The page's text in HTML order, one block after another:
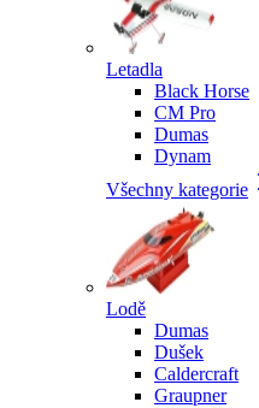
Letadla
Black Horse
CM Pro
Dumas
Dynam
Všechny kategorie
Lodě
Dumas
Dušek
Caldercraft
Graupner